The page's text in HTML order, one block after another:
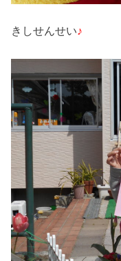
きしせんせい♪